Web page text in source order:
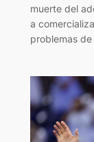
muerte del
a
problemas